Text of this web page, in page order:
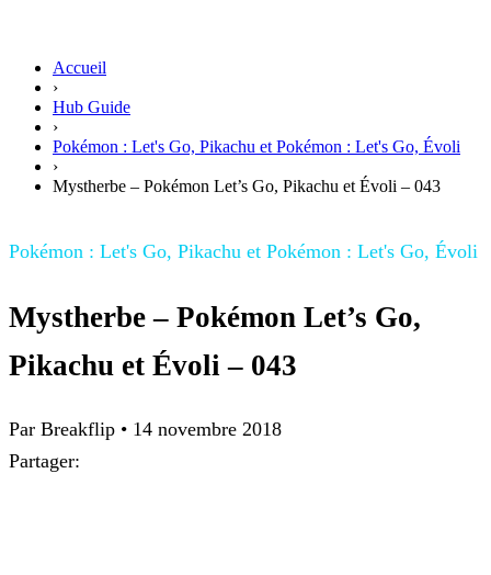
Accueil
›
Hub Guide
›
Pokémon : Let's Go, Pikachu et Pokémon : Let's Go, Évoli
›
Mystherbe – Pokémon Let’s Go, Pikachu et Évoli – 043
Pokémon : Let's Go, Pikachu et Pokémon : Let's Go, Évoli
Mystherbe – Pokémon Let’s Go,
Pikachu et Évoli – 043
Par Breakflip • 14 novembre 2018
Partager: